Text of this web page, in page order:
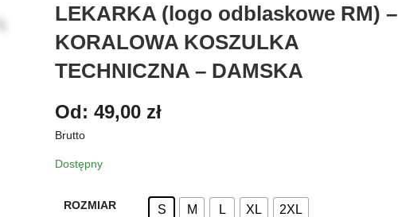
LEKARKA (logo odblaskowe RM) –
KORALOWA KOSZULKA
TECHNICZNA – DAMSKA
Od: 49,00 zł
Brutto
Dostępny
ROZMIAR S M L XL 2XL